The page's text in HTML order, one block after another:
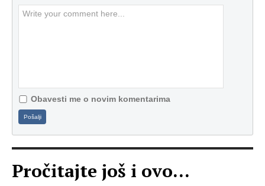
Obavesti me o novim komentarima
Pošalji
Pročitajte još i ovo...